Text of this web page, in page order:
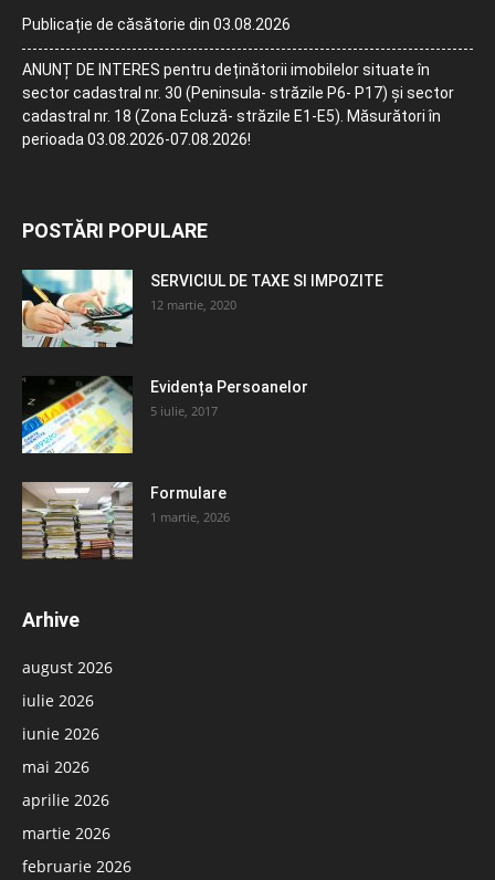
Publicație de căsătorie din 03.08.2026
ANUNȚ DE INTERES pentru deținătorii imobilelor situate în
sector cadastral nr. 30 (Peninsula- străzile P6- P17) și sector
cadastral nr. 18 (Zona Ecluză- străzile E1-E5). Măsurători în
perioada 03.08.2026-07.08.2026!
POSTĂRI POPULARE
SERVICIUL DE TAXE SI IMPOZITE
12 martie, 2020
Evidența Persoanelor
5 iulie, 2017
Formulare
1 martie, 2026
Arhive
august 2026
iulie 2026
iunie 2026
mai 2026
aprilie 2026
martie 2026
februarie 2026